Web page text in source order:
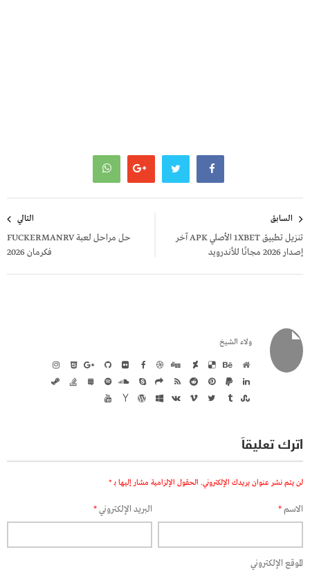
المقالات
السابق
تنزيل تطبيق 1XBET الأصلي APK آخر
إصدار 2026 مجانًا للأندرويد
التالي
حل مراحل لعبة FUCKERMANRV
فكرمان 2026
ولاء الشيخ
اترك تعليقاً
لن يتم نشر عنوان بريدك الإلكتروني. الحقول الإلزامية مشار إليها بـ *
الاسم* البريد الإلكتروني*
الموقع الإلكتروني